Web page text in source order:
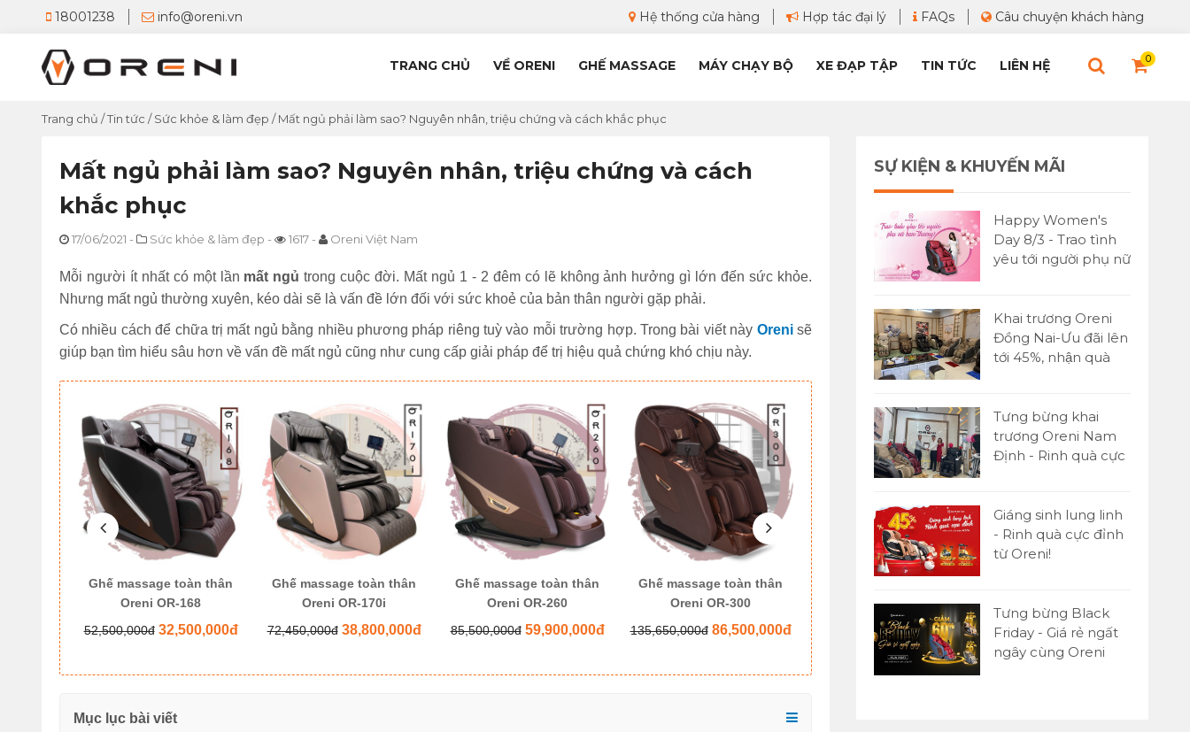
18001238 info@oreni.vn Hệ thống cửa hàng Hợp tác đại lý FAQs Câu chuyện khách hàng
0
TRANG CHỦ VỀ ORENI GHẾ MASSAGE MÁY CHẠY BỘ XE ĐẠP TẬP TIN TỨC LIÊN HỆ
Trang chủ /Tin tức /Sức khỏe & làm đẹp /Mất ngủ phải làm sao? Nguyên nhân, triệu chứng và cách khắc phục
Mất ngủ phải làm sao? Nguyên nhân, triệu chứng và cách
khắc phục
17/06/2021 - Sức khỏe & làm đẹp - 1617 - Oreni Việt Nam
Mỗi người ít nhất có một lần mất ngủ trong cuộc đời. Mất ngủ 1 - 2 đêm có lẽ không ảnh hưởng gì lớn đến sức khỏe.
Nhưng mất ngủ thường xuyên, kéo dài sẽ là vấn đề lớn đối với sức khoẻ của bản thân người gặp phải.
Có nhiều cách để chữa trị mất ngủ bằng nhiều phương pháp riêng tuỳ vào mỗi trường hợp. Trong bài viết này Orenisẽ
giúp bạn tìm hiểu sâu hơn về vấn đề mất ngủ cũng như cung cấp giải pháp để trị hiệu quả chứng khó chịu này.
Ghế massage toàn thân
Oreni OR-168
52,500,000đ 32,500,000đ
Ghế massage toàn thân
Oreni OR-170i
72,450,000đ 38,800,000đ
Ghế massage toàn thân
Oreni OR-260
85,500,000đ 59,900,000đ
Ghế massage toàn thân
Oreni OR-300
135,650,000đ 86,500,000đ
450
89,000,000đ 62,500,000đ
85,000,000đ 65,000,000đ
Mục lục bài viết
SỰ KIỆN & KHUYẾN MÃI
Happy Women's
Day 8/3 - Trao tình
yêu tới người phụ nữ
Khai trương Oreni
Đồng Nai-Ưu đãi lên
tới 45%, nhận quà
Tưng bừng khai
trương Oreni Nam
Định - Rinh quà cực
Giáng sinh lung linh
- Rinh quà cực đỉnh
từ Oreni!
Tưng bừng Black
Friday - Giá rẻ ngất
ngây cùng Oreni